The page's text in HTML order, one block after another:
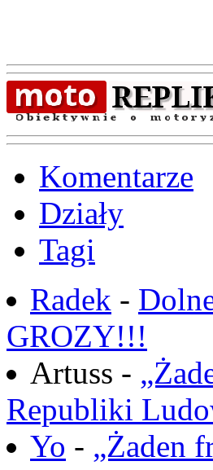
Komentarze
Działy
Tagi
Radek -
GROZY!!!
Artuss -
Republiki
Yo - „Żaden